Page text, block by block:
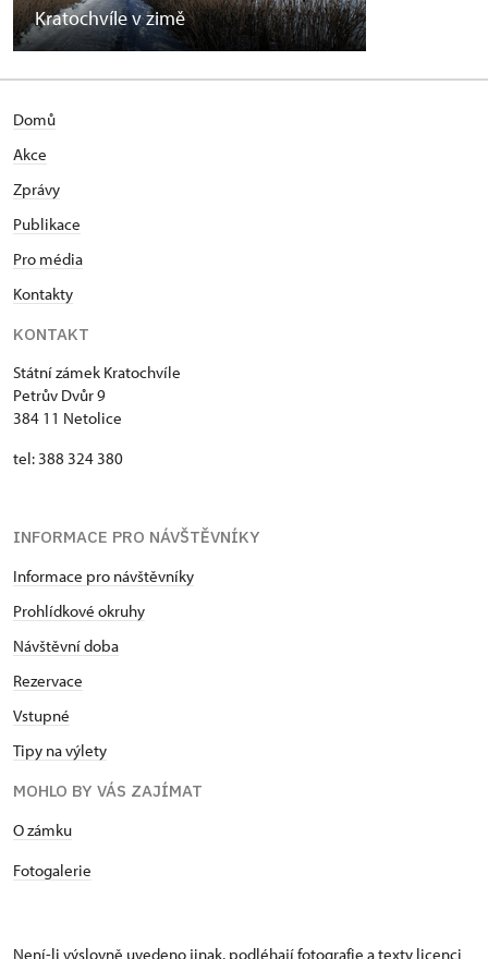
Kratochvíle v zimě
Domů
Akce
Zprávy
Publikace
Pro média
Kontakty
KONTAKT
Státní zámek Kratochvíle
Petrův Dvůr 9
384 11 Netolice
tel: 388 324 380
INFORMACE PRO NÁVŠTĚVNÍKY
Informace pro návštěvníky
Prohlídkové okruhy
Návštěvní doba
Rezervace
Vstupné
Tipy na výlety
MOHLO BY VÁS ZAJÍMAT
​​​​​​O zámku
Fotogalerie
Není-li výslovně uvedeno jinak, podléhají fotografie a texty licenci